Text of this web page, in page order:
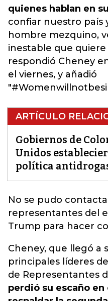
quienes hablan en
confiar nuestro país
hombre mezquino,
inestable que
respondió Cheney
el viernes, y añadió
ARTÍCULO
Gobiernos de
Unidos
política
No se pudo
representantes del
Trump para hacer
Cheney, que llegó a
principales líderes
de Representantes
perdió su escaño en